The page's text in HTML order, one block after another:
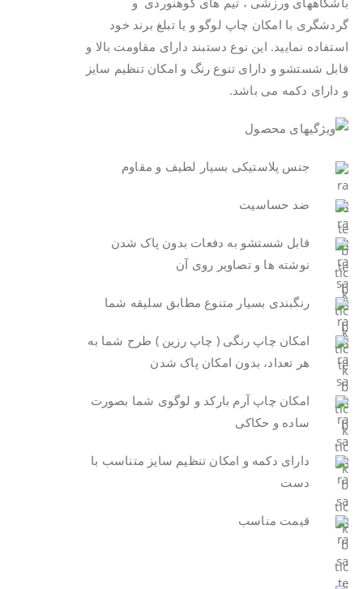
گردشگری با امکان چاپ لوگو و یا تبلغ برند خود
استفاده نمایید. این نوع دستبند دارای مقاومت بالا و
قابل شستشو و دارای تنوع رنگ و امکان تنظیم سایز
و دارای دکمه می باشد.
جنس پلاستیکی بسیار لطیف و مقاوم
ضد حساسیت
قابل شستشو به دفعات بدون پاک شدن
نوشته ها و تصاویر روی آن
رنگبندی بسیار متنوع مطابق سلیقه شما
امکان چاپ رنگی ( چاپ رزین ) طرح شما به
هر تعداد، بدون امکان پاک شدن
امکان چاپ آرم بارکد و لوگوی شما بصورت
ساده و حکاکی
دارای دکمه و امکان تنظیم سایز متناسب با
دست
قیمت مناسب